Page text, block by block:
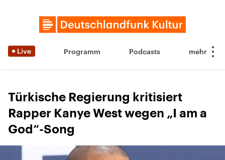
Live Programm Podcasts
Türkische Regierung kritisiert
Rapper Kanye West wegen „I am a
God“-Song